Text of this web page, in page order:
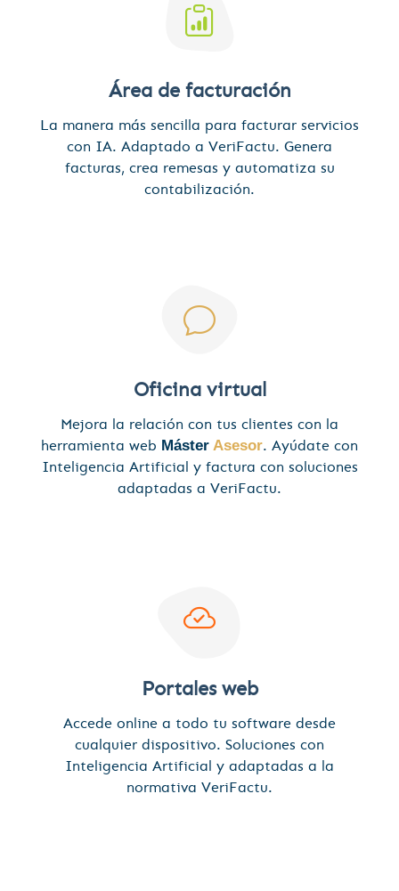
Área de facturación
La manera más sencilla para facturar servicios
con IA. Adaptado a VeriFactu. Genera
facturas, crea remesas y automatiza su
contabilización.
Oficina virtual
Mejora la relación con tus clientes con la
herramienta web Máster Asesor. Ayúdate con
Inteligencia Artificial y factura con soluciones
adaptadas a VeriFactu.
Portales web
Accede online a todo tu software desde
cualquier dispositivo. Soluciones con
Inteligencia Artificial y adaptadas a la
normativa VeriFactu.